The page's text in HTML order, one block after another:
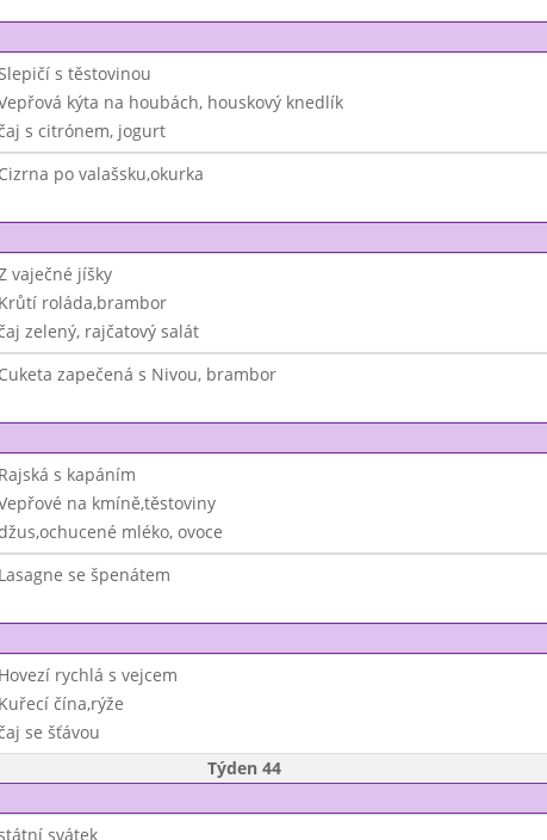
s těstovinou
kýta na houbách, houskový knedlík
s citrónem, jogurt
Cizrna po valašsku,okurka
vaječné jíšky
Krůtí roláda,brambor
zelený, rajčatový salát
Cuketa zapečená s Nivou, brambor
Rajská s kapáním
na kmíně,těstoviny
mléko, ovoce
Lasagne se špenátem
Hovezí rychlá s vejcem
Kuřecí čína,rýže
se šťávou
Týden 44
svátek